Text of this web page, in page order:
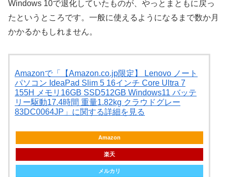
Windows 10で退化していたものが、やっとまともに戻っ
たというところです。一般に使えるようになるまで数か月
かかるかもしれません。
Amazonで「【Amazon.co.jp限定】 Lenovo ノート
パソコン IdeaPad Slim 5 16インチ Core Ultra 7
155H メモリ16GB SSD512GB Windows11 バッテ
リー駆動17.4時間 重量1.82kg クラウドグレー
83DC0064JP」に関する詳細を見る
Amazon
楽天
メルカリ